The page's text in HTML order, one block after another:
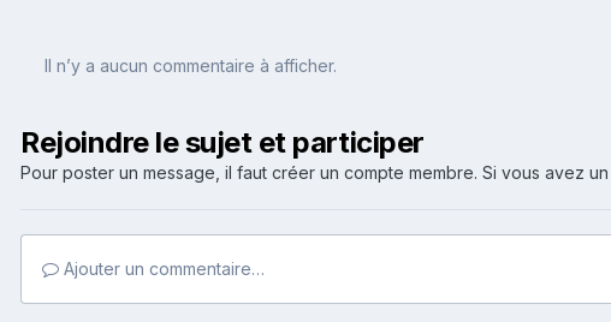
Il n’y a aucun commentaire à afficher.
Rejoindre le sujet et participer
Pour poster un message, il faut créer un compte membre. Si vous avez un
Ajouter un commentaire…